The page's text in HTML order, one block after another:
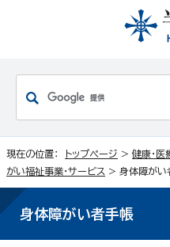
現在の位置： トップページ > 健康・医
がい福祉事業・サービス > 身体障がい
身体障がい者手帳